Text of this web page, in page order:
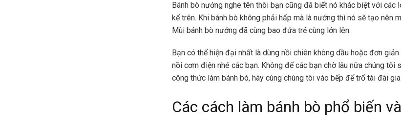
Bánh bò nướng nghe tên thôi bạn cũng đã biết nó khác biệt với các
kể trên. Khi bánh bò không phải hấp mà là nướng thì nó sẽ tạo nên
Mùi bánh bò nướng đã cùng bao đứa trẻ cùng lớn lên.
Bạn có thể hiện đại nhất là dùng nồi chiên không dầu hoặc đơn
nồi cơm điện nhé các bạn. Không để các bạn chờ lâu nữa chúng tôi
công thức làm bánh bò, hãy cùng chúng tôi vào bếp để trổ tài đãi
Các cách làm bánh bò phổ biến